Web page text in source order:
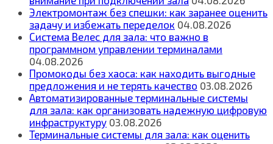
Электромонтаж без спешки: как заранее оценить
задачу и избежать переделок 04.08.2026
Система Велес для зала: что важно в
программном управлении терминалами
04.08.2026
Промокоды без хаоса: как находить выгодные
предложения и не терять качество 03.08.2026
Автоматизированные терминальные системы
для зала: как организовать надежную цифровую
инфраструктуру 03.08.2026
Терминальные системы для зала: как оценить